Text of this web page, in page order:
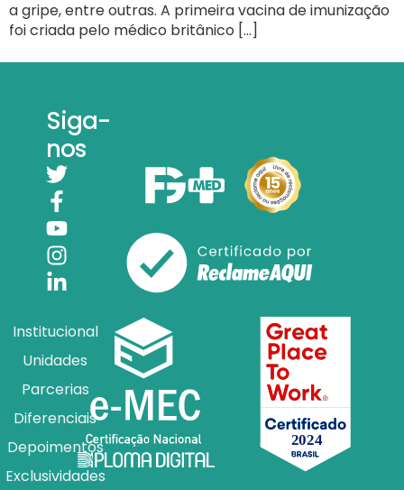
a gripe, entre outras. A primeira vacina de imunização
foi criada pelo médico britânico […]
Siga-
nos
Institucional
Unidades
Parcerias
Diferenciais
Depoimentos
Exclusividades